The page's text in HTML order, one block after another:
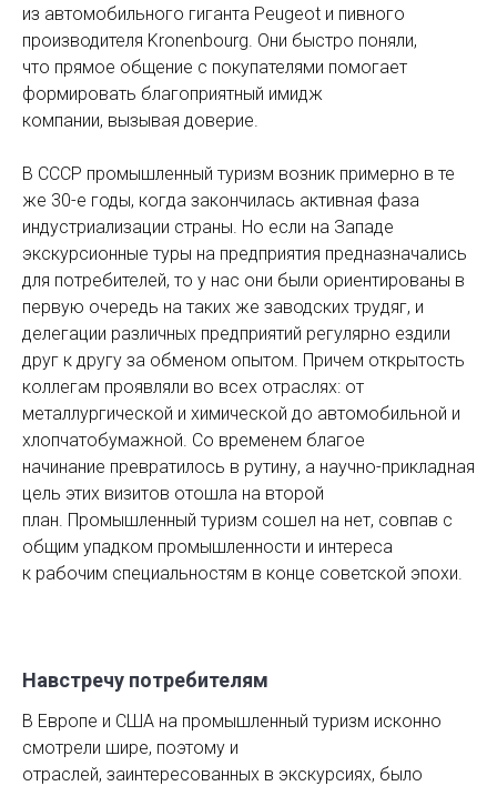
из автомобильного гиганта Peugeot и пивного
производителя Kronenbourg. Они быстро поняли,
что прямое общение с покупателями помогает
формировать благоприятный имидж
компании, вызывая доверие.
В СССР промышленный туризм возник примерно в те
же 30-е годы, когда закончилась активная фаза
индустриализации страны. Но если на Западе
экскурсионные туры на предприятия предназначались
для потребителей, то у нас они были ориентированы в
первую очередь на таких же заводских трудяг, и
делегации различных предприятий регулярно ездили
друг к другу за обменом опытом. Причем открытость
коллегам проявляли во всех отраслях: от
металлургической и химической до автомобильной и
хлопчатобумажной. Со временем благое
начинание превратилось в рутину, а научно-прикладная
цель этих визитов отошла на второй
план. Промышленный туризм сошел на нет, совпав с
общим упадком промышленности и интереса
к рабочим специальностям в конце советской эпохи.
Навстречу потребителям
В Европе и США на промышленный туризм исконно
смотрели шире, поэтому и
отраслей, заинтересованных в экскурсиях, было